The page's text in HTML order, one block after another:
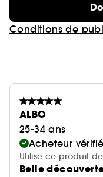
Conditions de
ALBO
25-34 ans
Acheteur
Utilise ce produit
Belle